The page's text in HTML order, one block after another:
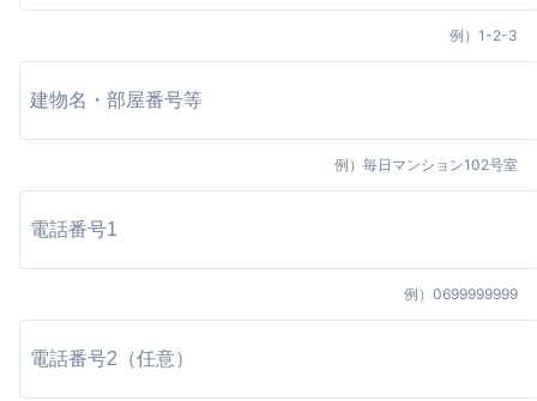
例） 1-2-3
例） 毎日マンション102号室
例） 0699999999